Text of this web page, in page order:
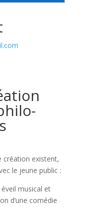
création existent,
le jeune public :
musical et
d’une comédie